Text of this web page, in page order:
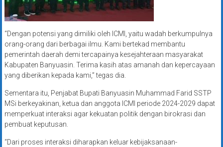
“Dengan potensi yang dimiliki oleh ICMI, yaitu wadah berkumpulnya
orang-orang dari berbagai ilmu. Kami bertekad membantu
pemerintah daerah demi tercapainya kesejahteraan masyarakat
Kabupaten Banyuasin. Terima kasih atas amanah dan kepercayaan
yang diberikan kepada kami,” tegas dia.
Sementara itu, Penjabat Bupati Banyuasin Muhammad Farid SSTP
MSi berkeyakinan, ketua dan anggota ICMI periode 2024-2029 dapat
memperkuat interaksi agar kekuatan politik dengan birokrasi dan
pembuat keputusan.
“Dari proses interaksi diharapkan keluar kebijaksanaan-